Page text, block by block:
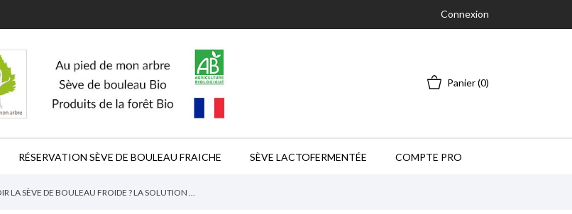
Connexion
Panier(0)
RÉSERVATION SÈVE DE BOULEAU FRAICHE SÈVE LACTOFERMENTÉE COMPTE PRO
LA SÈVE DE BOULEAU FROIDE ? LA SOLUTION ...